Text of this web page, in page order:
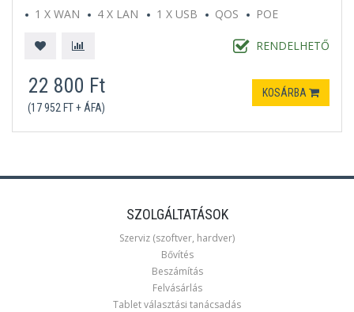
1 X WAN
4 X LAN 1 X USB QOS POE
RENDELHETŐ
22 800 Ft
(17 952 FT + ÁFA)
KOSÁRBA
SZOLGÁLTATÁSOK
Szerviz (szoftver, hardver)
Bővítés
Beszámítás
Felvásárlás
Tablet választási tanácsadás